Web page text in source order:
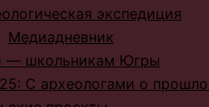
экспедиция
Медиадневник
— школьникам Югры
С археологами о